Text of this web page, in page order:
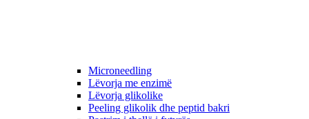
Microneedling
Lëvorja me enzimë
Lëvorja glikolike
Peeling glikolik dhe peptid bakri